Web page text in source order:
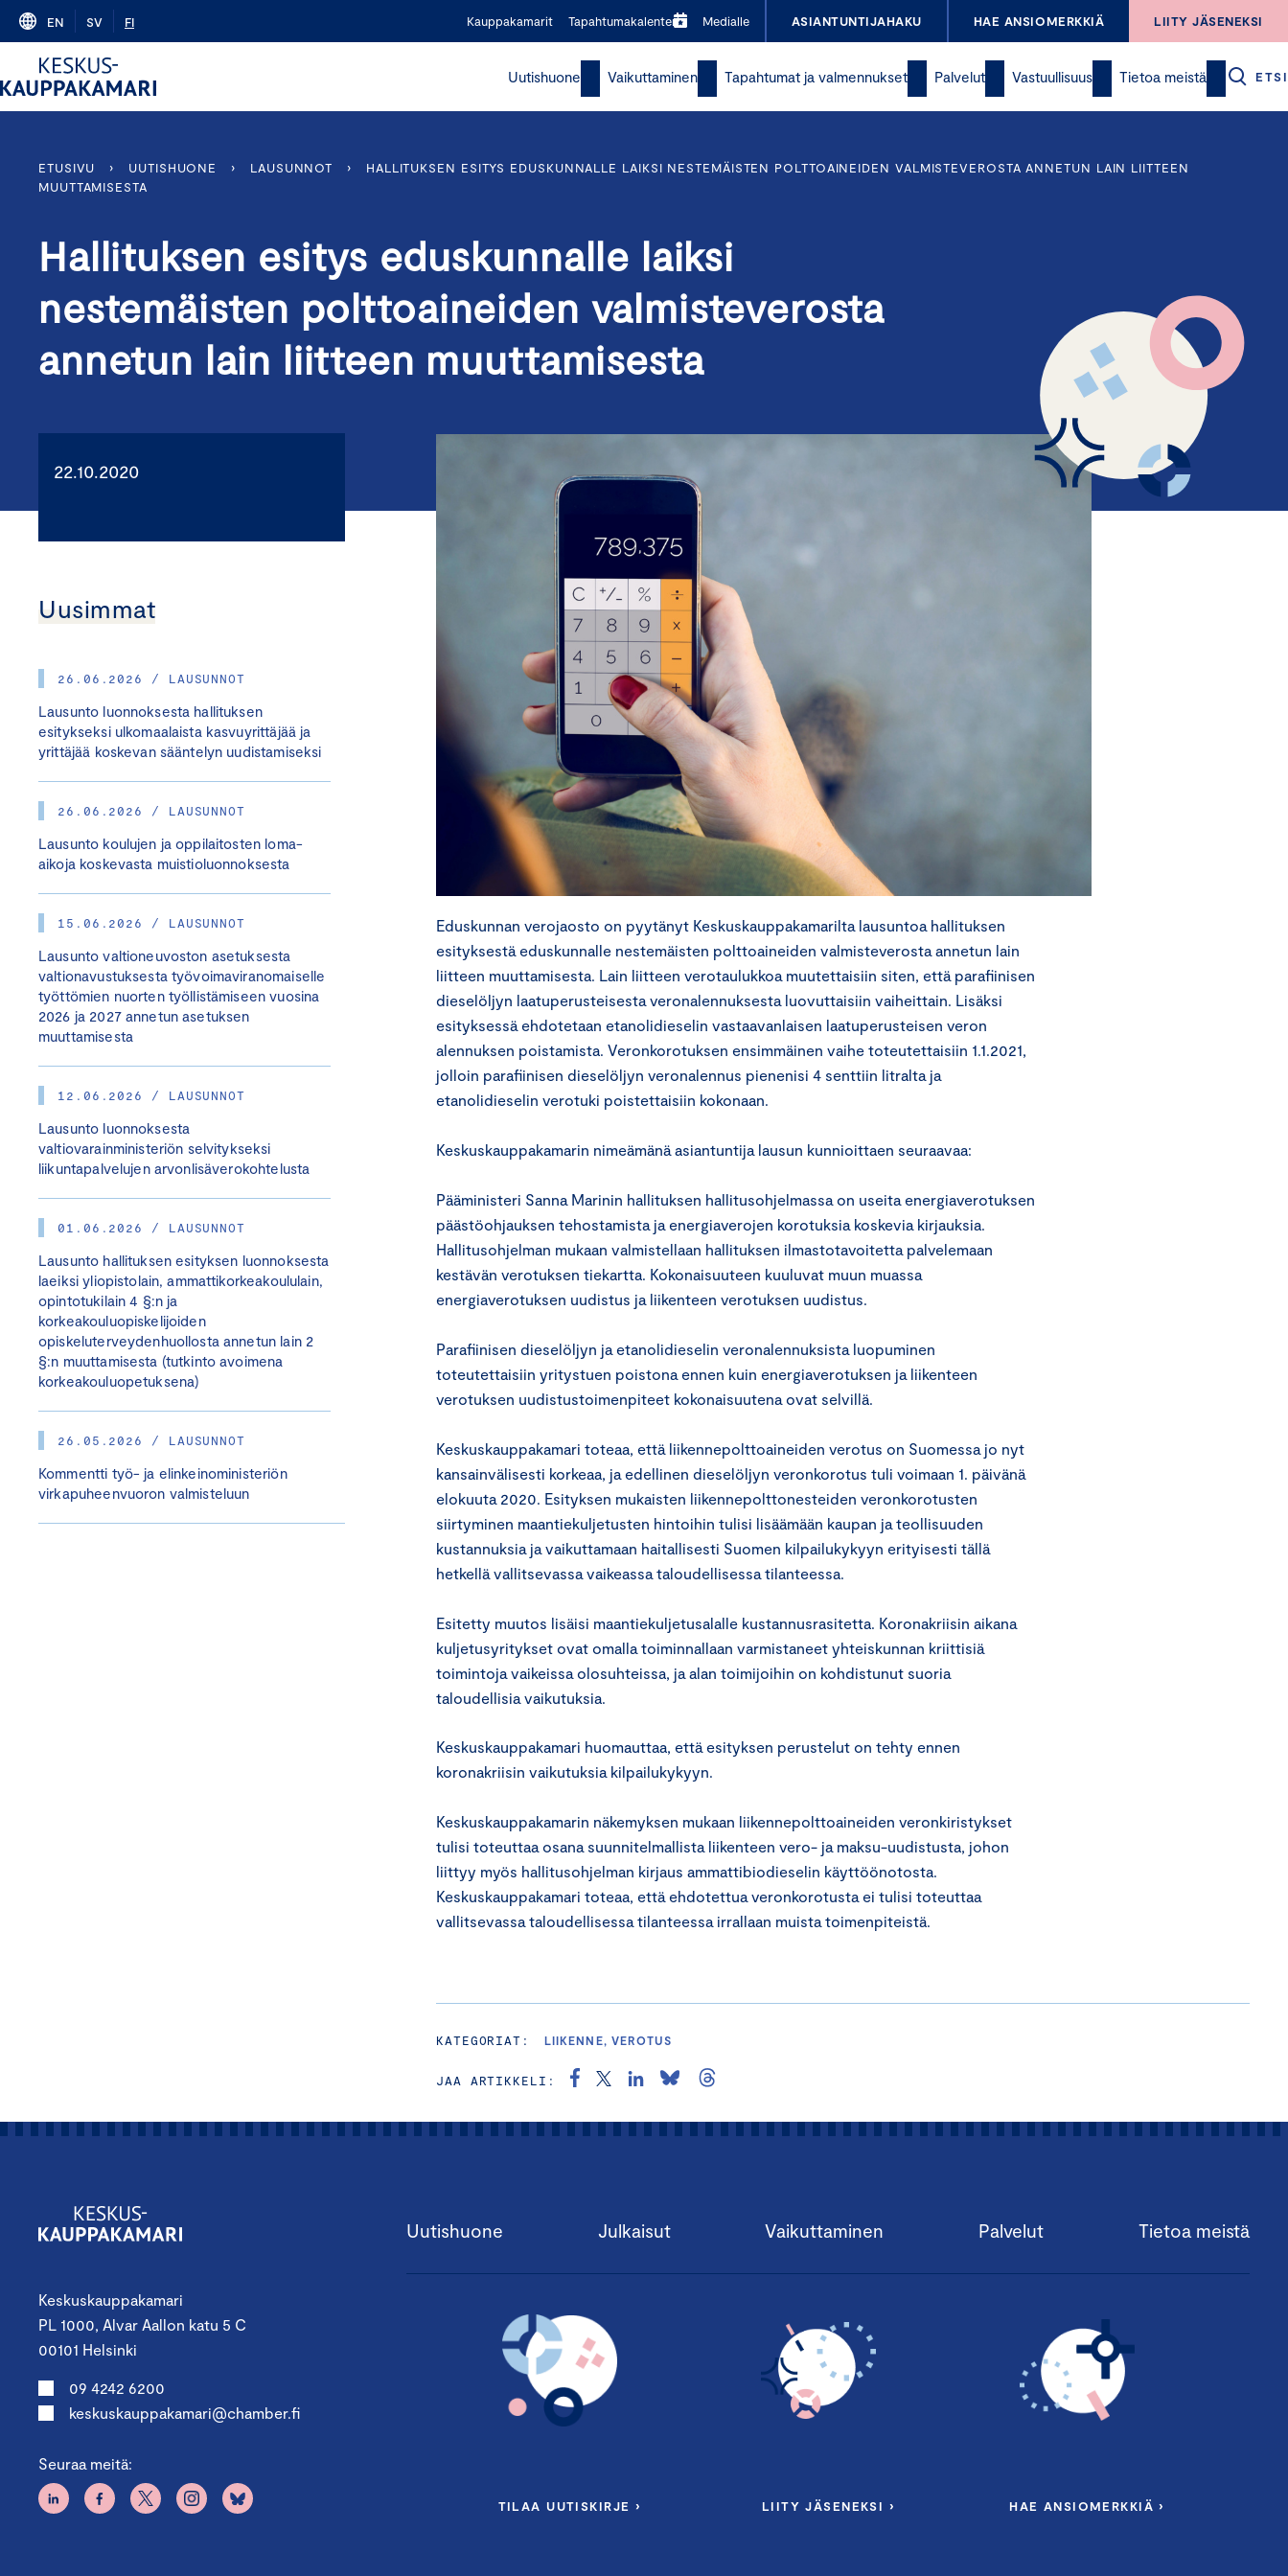
Skip
content
EN SV FI Kauppakamarit Tapahtumakalenteri Medialle ASIANTUNTIJAHAKU HAE ANSIOMERKKIÄ LIITY JÄSENEKSI
Uutishuone Vaikuttaminen Tapahtumat ja valmennukset Palvelut Vastuullisuus Tietoa meistä ETSI
ETUSIVU › UUTISHUONE › LAUSUNNOT ›
HALLITUKSEN ESITYS EDUSKUNNALLE LAIKSI NESTEMÄISTEN POLTTOAINEIDEN VALMISTEVEROSTA ANNETUN LAIN LIITTEEN
MUUTTAMISESTA
Hallituksen esitys eduskunnalle laiksi
nestemäisten polttoaineiden valmisteverosta
annetun lain liitteen muuttamisesta
22.10.2020
Uusimmat
26.06.2026 / LAUSUNNOT
Lausunto luonnoksesta hallituksen
esitykseksi ulkomaalaista kasvuyrittäjää ja
yrittäjää koskevan sääntelyn uudistamiseksi
26.06.2026 / LAUSUNNOT
Lausunto koulujen ja oppilaitosten loma-
aikoja koskevasta muistioluonnoksesta
15.06.2026 / LAUSUNNOT
Lausunto valtioneuvoston asetuksesta
valtionavustuksesta työvoimaviranomaiselle
työttömien nuorten työllistämiseen vuosina
2026 ja 2027 annetun asetuksen
muuttamisesta
12.06.2026 / LAUSUNNOT
Lausunto luonnoksesta
valtiovarainministeriön selvitykseksi
liikuntapalvelujen arvonlisäverokohtelusta
01.06.2026 / LAUSUNNOT
Lausunto hallituksen esityksen luonnoksesta
laeiksi yliopistolain, ammattikorkeakoululain,
opintotukilain 4 §:n ja
korkeakouluopiskelijoiden
opiskeluterveydenhuollosta annetun lain 2
§:n muuttamisesta (tutkinto avoimena
korkeakouluopetuksena)
26.05.2026 / LAUSUNNOT
Kommentti työ- ja elinkeinoministeriön
virkapuheenvuoron valmisteluun
Eduskunnan verojaosto on pyytänyt Keskuskauppakamarilta lausuntoa hallituksen
esityksestä eduskunnalle nestemäisten polttoaineiden valmisteverosta annetun lain
liitteen muuttamisesta. Lain liitteen verotaulukkoa muutettaisiin siten, että parafiinisen
dieselöljyn laatuperusteisesta veronalennuksesta luovuttaisiin vaiheittain. Lisäksi
esityksessä ehdotetaan etanolidieselin vastaavanlaisen laatuperusteisen veron
alennuksen poistamista. Veronkorotuksen ensimmäinen vaihe toteutettaisiin 1.1.2021,
jolloin parafiinisen dieselöljyn veronalennus pienenisi 4 senttiin litralta ja
etanolidieselin verotuki poistettaisiin kokonaan.
Keskuskauppakamarin nimeämänä asiantuntija lausun kunnioittaen seuraavaa:
Pääministeri Sanna Marinin hallituksen hallitusohjelmassa on useita energiaverotuksen
päästöohjauksen tehostamista ja energiaverojen korotuksia koskevia kirjauksia.
Hallitusohjelman mukaan valmistellaan hallituksen ilmastotavoitetta palvelemaan
kestävän verotuksen tiekartta. Kokonaisuuteen kuuluvat muun muassa
energiaverotuksen uudistus ja liikenteen verotuksen uudistus.
Parafiinisen dieselöljyn ja etanolidieselin veronalennuksista luopuminen
toteutettaisiin yritystuen poistona ennen kuin energiaverotuksen ja liikenteen
verotuksen uudistustoimenpiteet kokonaisuutena ovat selvillä.
Keskuskauppakamari toteaa, että liikennepolttoaineiden verotus on Suomessa jo nyt
kansainvälisesti korkeaa, ja edellinen dieselöljyn veronkorotus tuli voimaan 1. päivänä
elokuuta 2020. Esityksen mukaisten liikennepolttonesteiden veronkorotusten
siirtyminen maantiekuljetusten hintoihin tulisi lisäämään kaupan ja teollisuuden
kustannuksia ja vaikuttamaan haitallisesti Suomen kilpailukykyyn erityisesti tällä
hetkellä vallitsevassa vaikeassa taloudellisessa tilanteessa.
Esitetty muutos lisäisi maantiekuljetusalalle kustannusrasitetta. Koronakriisin aikana
kuljetusyritykset ovat omalla toiminnallaan varmistaneet yhteiskunnan kriittisiä
toimintoja vaikeissa olosuhteissa, ja alan toimijoihin on kohdistunut suoria
taloudellisia vaikutuksia.
Keskuskauppakamari huomauttaa, että esityksen perustelut on tehty ennen
koronakriisin vaikutuksia kilpailukykyyn.
Keskuskauppakamarin näkemyksen mukaan liikennepolttoaineiden veronkiristykset
tulisi toteuttaa osana suunnitelmallista liikenteen vero- ja maksu-uudistusta, johon
liittyy myös hallitusohjelman kirjaus ammattibiodieselin käyttöönotosta.
Keskuskauppakamari toteaa, että ehdotettua veronkorotusta ei tulisi toteuttaa
vallitsevassa taloudellisessa tilanteessa irrallaan muista toimenpiteistä.
KATEGORIAT: LIIKENNE, VEROTUS
JAA ARTIKKELI:
Keskuskauppakamari
PL 1000, Alvar Aallon katu 5 C
00101 Helsinki
09 4242 6200
keskuskauppakamari@chamber.fi
Seuraa meitä:
Uutishuone Julkaisut Vaikuttaminen Palvelut Tietoa meistä
TILAA UUTISKIRJE › LIITY JÄSENEKSI › HAE ANSIOMERKKIÄ ›